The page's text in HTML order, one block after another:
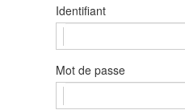
Identifiant
Mot de passe